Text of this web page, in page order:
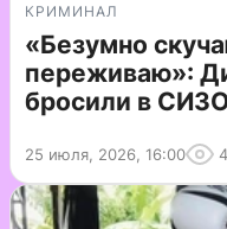
КРИМИНАЛ
«Безумно
переживаю»:
бросили в
25 июля, 2026, 16:00